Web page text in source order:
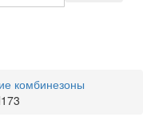
комбинезоны